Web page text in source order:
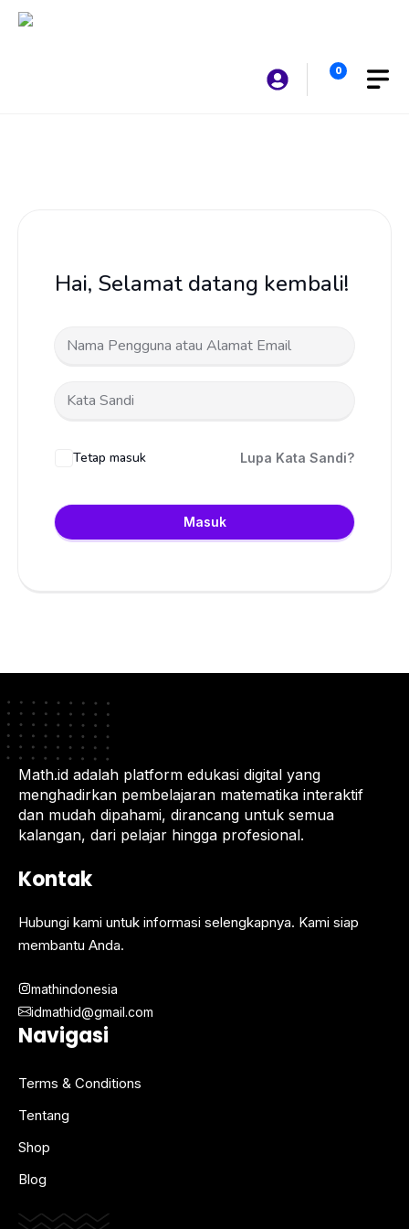
Langsung
0
Hai, Selamat datang kembali!
Tetap masuk Lupa Kata Sandi?
Masuk
Math.id adalah platform edukasi digital yang
menghadirkan pembelajaran matematika interaktif
dan mudah dipahami, dirancang untuk semua
kalangan, dari pelajar hingga profesional.
Kontak
Hubungi kami untuk informasi selengkapnya. Kami siap
membantu Anda.
mathindonesia
idmathid@gmail.com
Navigasi
Terms & Conditions
Tentang
Shop
Blog